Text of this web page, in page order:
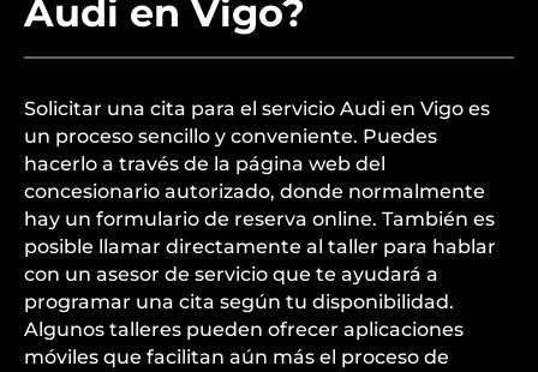
Audi en Vigo?
Solicitar una cita para el servicio Audi en Vigo es
un proceso sencillo y conveniente. Puedes
hacerlo a través de la página web del
concesionario autorizado, donde normalmente
hay un formulario de reserva online. También es
posible llamar directamente al taller para hablar
con un asesor de servicio que te ayudará a
programar una cita según tu disponibilidad.
Algunos talleres pueden ofrecer aplicaciones
móviles que facilitan aún más el proceso de